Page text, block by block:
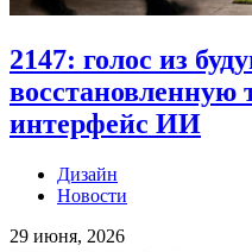
2147: голос из
восстановленную
интерфейс ИИ
Дизайн
Новости
29 июня, 2026